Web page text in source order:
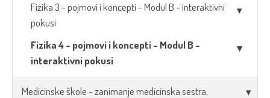
Fizika 3 - pojmovi i koncepti - Modul B - interaktivni
pokusi
Fizika 4 - pojmovi i koncepti - Modul B -
interaktivni pokusi
Medicinske škole - zanimanje medicinska sestra,